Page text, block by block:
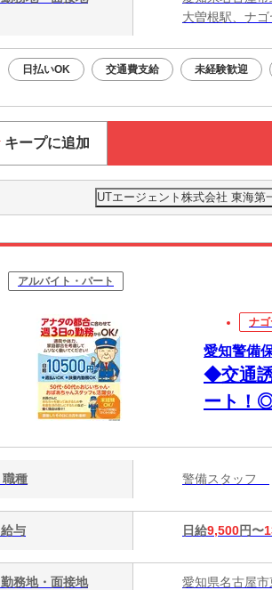
大曽根駅、ナ
日払いOK 交通費支給 未経験歓迎
キープに追加
UTエージェント株式会社 東海第
アルバイト・パート
ナ
愛知警備
◆交通
ート！
職種 警備スタッフ
給与 日給9,500円〜
勤務地・面接地
愛知県名古屋